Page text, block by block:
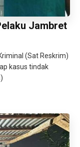
Jambret
(Sat Reskrim)
kasus tindak